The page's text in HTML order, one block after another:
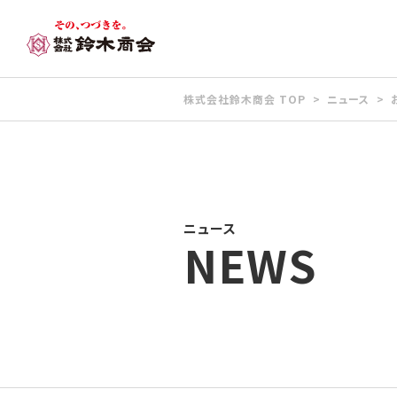
株式会社鈴木商会 TOP ニュース
ニュース
NEWS